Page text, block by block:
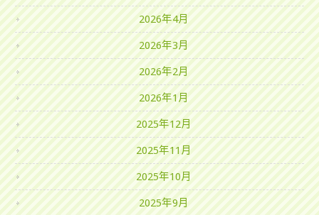
2026年4月
2026年3月
2026年2月
2026年1月
2025年12月
2025年11月
2025年10月
2025年9月